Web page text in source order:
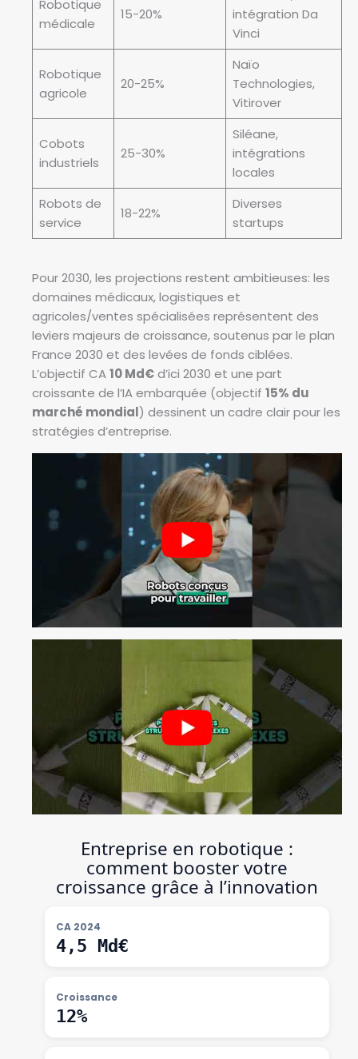
Robotique
médicale
15-20%
intégration Da
Vinci
Robotique
agricole
20-25%
Naïo
Technologies,
Vitirover
Cobots
industriels
25-30%
Siléane,
intégrations
locales
Robots de
service
18-22%
Diverses
startups
Pour 2030, les projections restent ambitieuses: les
domaines médicaux, logistiques et
agricoles/ventes spécialisées représentent des
leviers majeurs de croissance, soutenus par le plan
France 2030 et des levées de fonds ciblées.
L’objectif CA10 Md€d’ici 2030 et une part
croissante de l’IA embarquée (objectif 15% du
marché mondial) dessinent un cadre clair pour les
stratégies d’entreprise.
Entreprise en robotique :
comment booster votre
croissance grâce à l’innovation
CA 2024
4,5 Md€
Croissance
12%